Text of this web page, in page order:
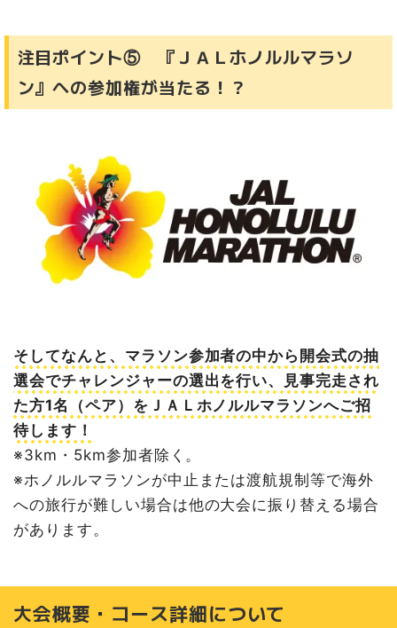
注目ポイント⑤ 『ＪＡＬホノルルマラソ
ン』への参加権が当たる！？
そしてなんと、マラソン参加者の中から開会式の抽
選会でチャレンジャーの選出を行い、見事完走され
た方1名（ペア）をＪＡＬホノルルマラソンへご招
待します！
※3km・5km参加者除く。
※ホノルルマラソンが中止または渡航規制等で海外
への旅行が難しい場合は他の大会に振り替える場合
があります。
大会概要・コース詳細について